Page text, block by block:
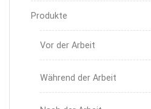
Produkte
Vor der Arbeit
Während der Arbeit